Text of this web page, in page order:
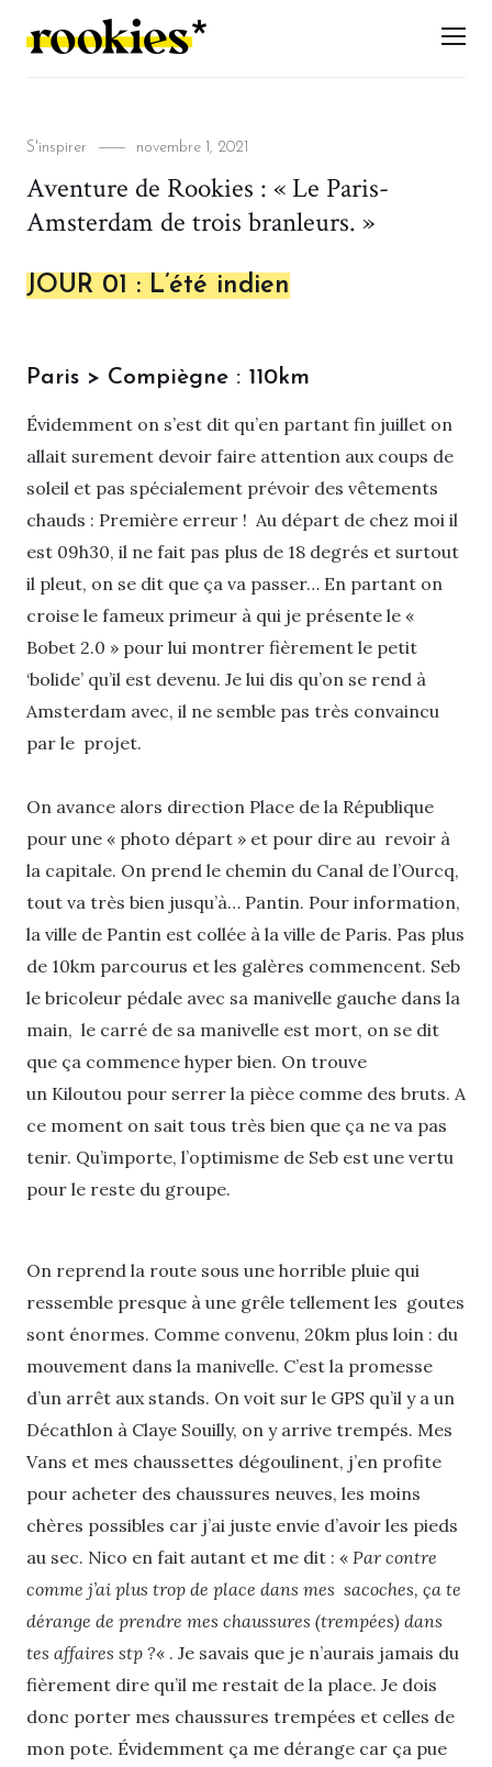
LES ROOKIES
Categories
S'inspirer
Posted
novembre 1, 2021
Aventure de Rookies : « Le Paris-
Amsterdam de trois branleurs. »
JOUR 01 : L’été indien
Paris > Compiègne : 110km
Évidemment on s’est dit qu’en partant fin juillet on
allait surement devoir faire attention aux coups de
soleil et pas spécialement prévoir des vêtements
chauds : Première erreur ! Au départ de chez moi il
est 09h30, il ne fait pas plus de 18 degrés et surtout
il pleut, on se dit que ça va passer… En partant on
croise le fameux primeur à qui je présente le «
Bobet 2.0 » pour lui montrer fièrement le petit
‘bolide’ qu’il est devenu. Je lui dis qu’on se rend à
Amsterdam avec, il ne semble pas très convaincu
par le projet.
On avance alors direction Place de la République
pour une « photo départ » et pour dire au revoir à
la capitale. On prend le chemin du Canal de l’Ourcq,
tout va très bien jusqu’à… Pantin. Pour information,
la ville de Pantin est collée à la ville de Paris. Pas plus
de 10km parcourus et les galères commencent. Seb
le bricoleur pédale avec sa manivelle gauche dans la
main, le carré de sa manivelle est mort, on se dit
que ça commence hyper bien. On trouve
un Kiloutou pour serrer la pièce comme des bruts. A
ce moment on sait tous très bien que ça ne va pas
tenir. Qu’importe, l’optimisme de Seb est une vertu
pour le reste du groupe.
On reprend la route sous une horrible pluie qui
ressemble presque à une grêle tellement les goutes
sont énormes. Comme convenu, 20km plus loin : du
mouvement dans la manivelle. C’est la promesse
d’un arrêt aux stands. On voit sur le GPS qu’il y a un
Décathlon à Claye Souilly, on y arrive trempés. Mes
Vans et mes chaussettes dégoulinent, j’en profite
pour acheter des chaussures neuves, les moins
chères possibles car j’ai juste envie d’avoir les pieds
au sec. Nico en fait autant et me dit : « Par contre
comme j’ai plus trop de place dans mes sacoches, ça te
dérange de prendre mes chaussures (trempées) dans
tes affaires stp ?« . Je savais que je n’aurais jamais du
fièrement dire qu’il me restait de la place. Je dois
donc porter mes chaussures trempées et celles de
mon pote. Évidemment ça me dérange car ça pue